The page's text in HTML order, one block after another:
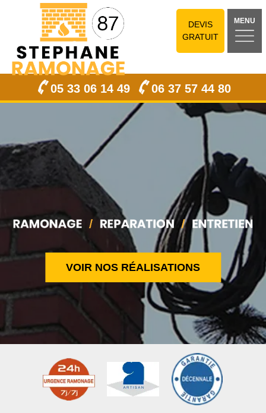
DEVIS
GRATUIT
MENU
05 33 06 14 49 06 37 57 44 80
VOIR NOS RÉALISATIONS